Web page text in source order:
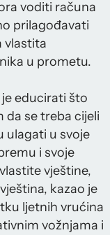
voditi računa
prilagođavati
vlastita
u prometu.
educirati što
se treba cijeli
ulagati u svoje
i svoje
vještine,
kazao je
ljetnih vrućina
vožnjama i